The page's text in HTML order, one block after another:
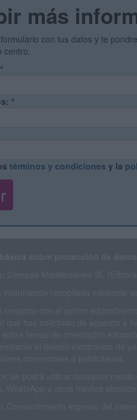
más
con tus datos y te
centro.
*
*
términos y condiciones y la